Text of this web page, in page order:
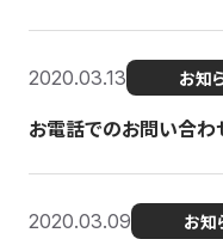
2020.03.13 お知
お電話でのお問い合
2020.03.09 お知